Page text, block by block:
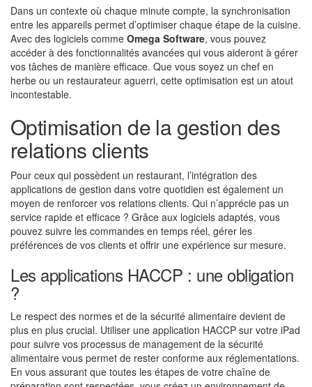
Dans un contexte où chaque minute compte, la synchronisation
entre les appareils permet d’optimiser chaque étape de la cuisine.
Avec des logiciels comme Omega Software, vous pouvez
accéder à des fonctionnalités avancées qui vous aideront à gérer
vos tâches de manière efficace. Que vous soyez un chef en
herbe ou un restaurateur aguerri, cette optimisation est un atout
incontestable.
Optimisation de la gestion des
relations clients
Pour ceux qui possèdent un restaurant, l’intégration des
applications de gestion dans votre quotidien est également un
moyen de renforcer vos relations clients. Qui n’apprécie pas un
service rapide et efficace ? Grâce aux logiciels adaptés, vous
pouvez suivre les commandes en temps réel, gérer les
préférences de vos clients et offrir une expérience sur mesure.
Les applications HACCP : une obligation
?
Le respect des normes et de la sécurité alimentaire devient de
plus en plus crucial. Utiliser une application HACCP sur votre iPad
pour suivre vos processus de management de la sécurité
alimentaire vous permet de rester conforme aux réglementations.
En vous assurant que toutes les étapes de votre chaîne de